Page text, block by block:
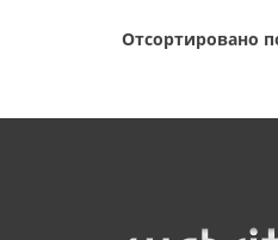
Отсортировано